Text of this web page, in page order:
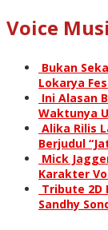
Voice
Bukan
Lokarya
Ini Alasan
Waktunya
Alika Rilis
Berjudul
Mick
Karakter
Tribute 2D
Sandhy